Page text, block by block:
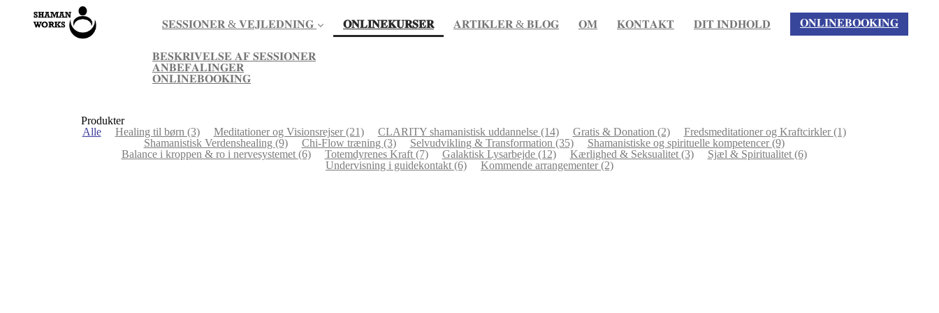
𝐒𝐄𝐒𝐒𝐈𝐎𝐍𝐄𝐑 & 𝐕𝐄𝐉𝐋𝐄𝐃𝐍𝐈𝐍𝐆
𝐁𝐄𝐒𝐊𝐑𝐈𝐕𝐄𝐋𝐒𝐄 𝐀𝐅 𝐒𝐄𝐒𝐒𝐈𝐎𝐍𝐄𝐑
𝐀𝐍𝐁𝐄𝐅𝐀𝐋𝐈𝐍𝐆𝐄𝐑
𝐎𝐍𝐋𝐈𝐍𝐄𝐁𝐎𝐎𝐊𝐈𝐍𝐆
𝐎𝐍𝐋𝐈𝐍𝐄𝐊𝐔𝐑𝐒𝐄𝐑(current)𝐀𝐑𝐓𝐈𝐊𝐋𝐄𝐑 & 𝐁𝐋𝐎𝐆 𝐎𝐌 𝐊𝐎𝐍𝐓𝐀𝐊𝐓 𝐃𝐈𝐓 𝐈𝐍𝐃𝐇𝐎𝐋𝐃 𝐎𝐍𝐋𝐈𝐍𝐄𝐁𝐎𝐎𝐊𝐈𝐍𝐆
Produkter
Alle
Healing til børn (3) Meditationer og Visionsrejser(21) CLARITY shamanistisk uddannelse (14) Gratis & Donation (2) Fredsmeditationer og Kraftcirkler(1)
Shamanistisk Verdenshealing (9) Chi-Flow træning (3) Selvudvikling & Transformation (35) Shamanistiske og spirituelle kompetencer(9)
Balance i kroppen & ro i nervesystemet (6) Totemdyrenes Kraft (7) Galaktisk Lysarbejde (12) Kærlighed & Seksualitet (3) Sjæl & Spiritualitet (6)
Undervisning i guidekontakt (6) Kommende arrangementer(2)